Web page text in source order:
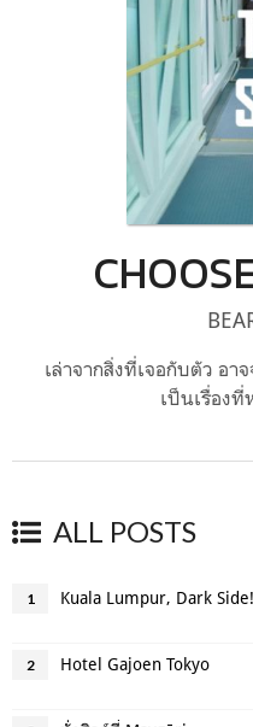
เล่าจากสิ่งที่เจอกับตัว อา
เป็นเรื่อง
ALL POSTS
1 Kuala Lumpur, Dark
2 Hotel Gajoen Tokyo